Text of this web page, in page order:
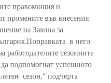
правомощия и
промените във внесения
на Закона за
в него
работодателите сезонните
подпомогнат успешното
сезон,“ подчерта